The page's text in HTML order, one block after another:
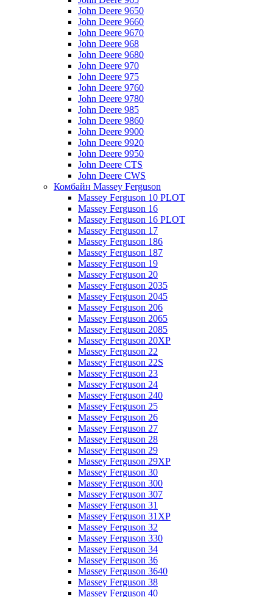
John Deere 9650
John Deere 9660
John Deere 9670
John Deere 968
John Deere 9680
John Deere 970
John Deere 975
John Deere 9760
John Deere 9780
John Deere 985
John Deere 9860
John Deere 9900
John Deere 9920
John Deere 9950
John Deere CTS
John Deere CWS
Комбайн Massey Ferguson
Massey Ferguson 10 PLOT
Massey Ferguson 16
Massey Ferguson 16 PLOT
Massey Ferguson 17
Massey Ferguson 186
Massey Ferguson 187
Massey Ferguson 19
Massey Ferguson 20
Massey Ferguson 2035
Massey Ferguson 2045
Massey Ferguson 206
Massey Ferguson 2065
Massey Ferguson 2085
Massey Ferguson 20XP
Massey Ferguson 22
Massey Ferguson 22S
Massey Ferguson 23
Massey Ferguson 24
Massey Ferguson 240
Massey Ferguson 25
Massey Ferguson 26
Massey Ferguson 27
Massey Ferguson 28
Massey Ferguson 29
Massey Ferguson 29XP
Massey Ferguson 30
Massey Ferguson 300
Massey Ferguson 307
Massey Ferguson 31
Massey Ferguson 31XP
Massey Ferguson 32
Massey Ferguson 330
Massey Ferguson 34
Massey Ferguson 36
Massey Ferguson 3640
Massey Ferguson 38
Massey Ferguson 40